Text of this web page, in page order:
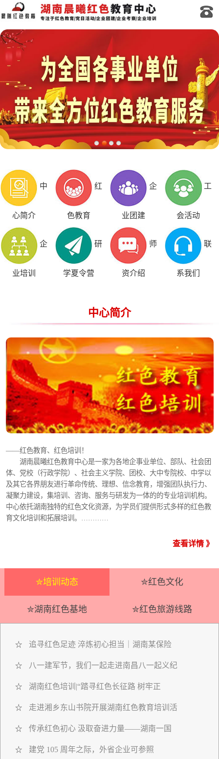
中
心简介
红
色教育
企
业团建
工
会活动
企
业培训
研
学夏令营
师
资介绍
联
系我们
中心简介
——红色教育、红色培训！
湖南晨曦红色教育中心是一家为各地企事业单位、部队、社会团
体、党校（行政学院）、社会主义学院、团校、大中专院校、中学以
及其它各界朋友进行革命传统、理想、信念教育，增强团队执行力、
凝聚力建设，集培训、咨询、服务与研发为一体的的专业培训机构。
中心依托湖南独特的红色文化资源，为学员们提供形式多样的红色教
育文化培训和拓展培训。…………
查看详情 》
✮培训动态 ✮红色文化
✮湖南红色基地 ✮红色旅游线路
☆ 追寻红色足迹 淬炼初心担当｜湖南某保险
☆ 八一建军节，我们一起走进南昌八一起义纪
☆ 湖南红色培训|“踏寻红色长征路 树牢正
☆ 走进湘乡东山书院开展湖南红色教育培训活
☆ 传承红色初心 汲取奋进力量——湖南一国
☆ 建党 105 周年之际，外省企业可参照